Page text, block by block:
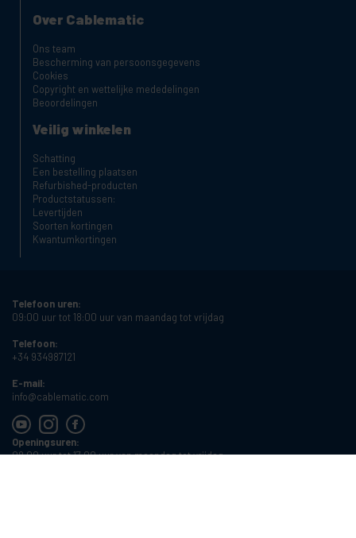
Over Cablematic
Ons team
Bescherming van persoonsgegevens
Cookies
Copyright en wettelijke mededelingen
Beoordelingen
Veilig winkelen
Schatting
Een bestelling plaatsen
Refurbished-producten
Productstatussen:
Levertijden
Soorten kortingen
Kwantumkortingen
Telefoon uren:
09:00 uur tot 18:00 uur van maandag tot vrijdag
Telefoon:
+34 934987121
E-mail:
info@cablematic.com
Openingsuren:
08:00 uur tot 17:00 uur van maandag tot vrijdag